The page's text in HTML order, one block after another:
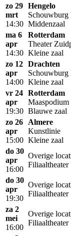
zo 29
mrt
14:30
Hengelo
Schouwburg
Middenzaal
ma 6
apr
14:30
Rotterdam
Theater
Kleine zaal
zo 12
apr
14:00
Drachten
Kleine zaal
vr 24
apr
19:30
Rotterdam
Maaspodium
Blauwe zaal
zo 26
apr
15:00
Almere
Kunstlinie
Kleine zaal
do 30
apr
16:00
Overige
Filiaaltheater
do 30
apr
19:30
Overige
Filiaaltheater
za 2
mei
16:00
Overige
Filiaaltheater